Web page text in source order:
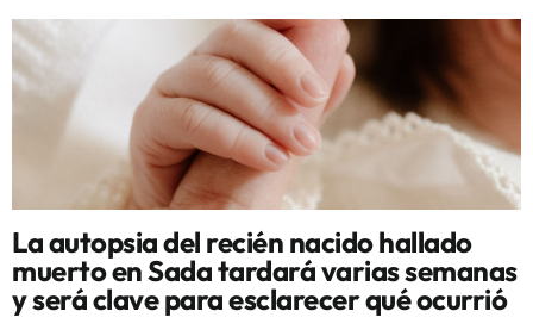
La autopsia del recién nacido hallado
muerto en Sada tardará varias semanas
y será clave para esclarecer qué ocurrió